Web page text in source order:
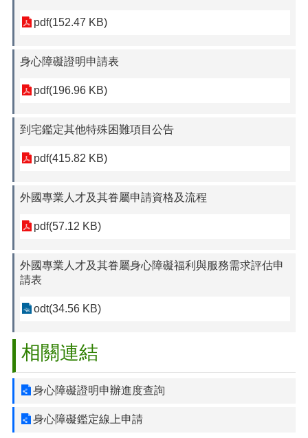
pdf(152.47 KB)
身心障礙證明申請表
pdf(196.96 KB)
到宅鑑定其他特殊困難項目公告
pdf(415.82 KB)
外國專業人才及其眷屬申請資格及流程
pdf(57.12 KB)
外國專業人才及其眷屬身心障礙福利與服務需求評估申
請表
odt(34.56 KB)
相關連結
身心障礙證明申辦進度查詢
身心障礙鑑定線上申請